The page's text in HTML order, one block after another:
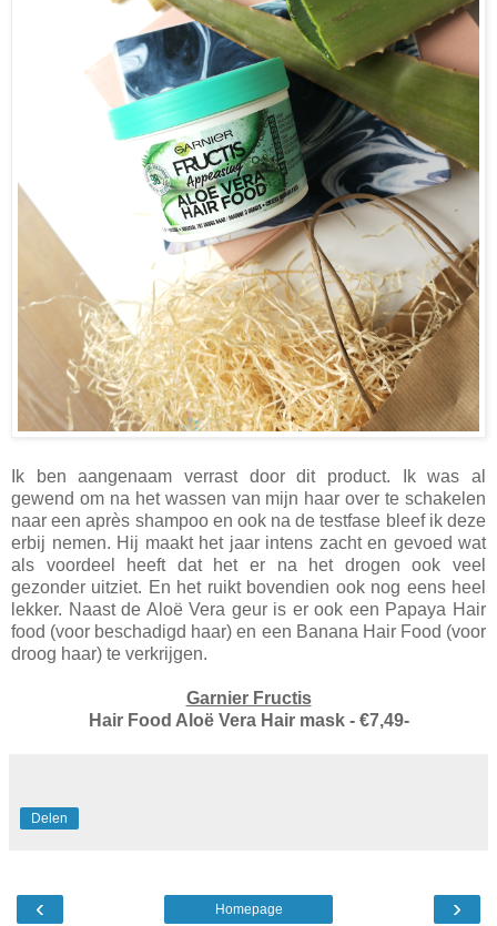
Ik ben aangenaam verrast door dit product. Ik was al
gewend om na het wassen van mijn haar over te schakelen
naar een après shampoo en ook na de testfase bleef ik deze
erbij nemen. Hij maakt het jaar intens zacht en gevoed wat
als voordeel heeft dat het er na het drogen ook veel
gezonder uitziet. En het ruikt bovendien ook nog eens heel
lekker. Naast de Aloë Vera geur is er ook een Papaya Hair
food (voor beschadigd haar) en een Banana Hair Food (voor
droog haar) te verkrijgen.
Garnier Fructis
Hair Food Aloë Vera Hair mask - €7,49-
Delen
‹ ›
Homepage